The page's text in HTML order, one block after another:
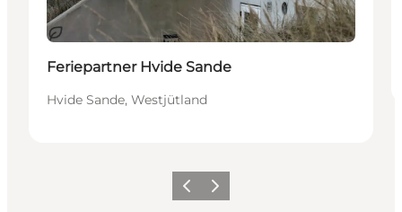
Nachhaltig
Feriepartner Hvide Sande
Hvide Sande, Westjütland
ZurückWeiter